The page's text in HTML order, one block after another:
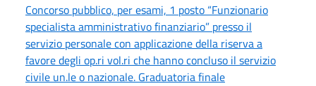
Concorso pubblico, per esami, 1 posto “Funzionario
specialista amministrativo finanziario” presso il
servizio personale con applicazione della riserva a
favore degli op.ri vol.ri che hanno concluso il servizio
civile un.le o nazionale. Graduatoria finale